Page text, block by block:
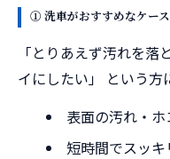
① 洗車がおすすめなケース
「とりあえず汚れを
イにしたい」 という方
表面の汚れ・
短時間でスッ